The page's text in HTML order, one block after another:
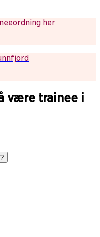
her
være trainee i